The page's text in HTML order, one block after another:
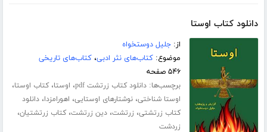
دانلود کتاب اوستا
از:جلیل دوستخواه
موضوع:کتاب‌های نثر ادبی،کتاب‌های تاریخی
۵۴۶ صفحه
برچسب‌ها:دانلود کتاب زرتشت pdf ، اوستا،کتاب اوستا،
اوستا شناختی،نوشتارهای اوستایی، اهورامزدا،دانلود
کتاب زرتشتی، زرتشت،دین زرتشت،کتاب زرتشتیان،
زردشت